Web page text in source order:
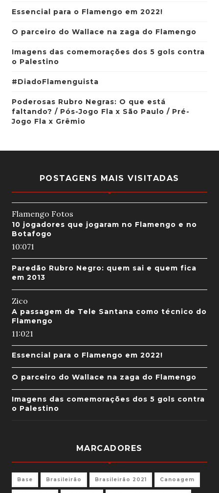
Essencial para o Flamengo em 2022!
O parceiro do Wallace na zaga do Flamengo
Imagens das comemorações dos 5 gols contra
o Palestino
#DiadoFlamenguista
Poderosas Rubro Negras: O que está
faltando? / Pós-Jogo Fla x São Paulo / Pré-
Jogo Fla x Grêmio
POSTAGENS MAIS VISITADAS
Flamengo Fotos
10 jogadores que jogaram no Flamengo e no
Botafogo
10:071
Paredão Rubro Negro: quem sai e quem fica
em 2013
Zico
A passagem de Tele Santana como técnico do
Flamengo
11:021
Essencial para o Flamengo em 2022!
O parceiro do Wallace na zaga do Flamengo
Imagens das comemorações dos 5 gols contra
o Palestino
MARCADORES
Base Brasileirão Brasileirão 2021 Canoagem